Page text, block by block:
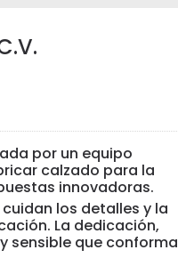
por un equipo
calzado para la
innovadoras.
los detalles y la
La dedicación,
sensible que conforma